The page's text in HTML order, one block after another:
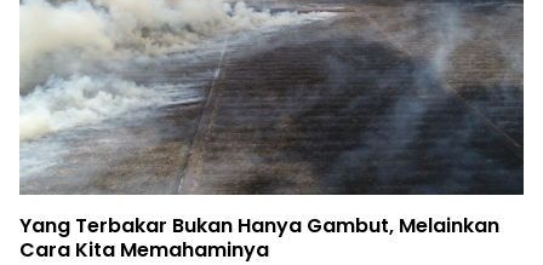
Yang Terbakar Bukan Hanya Gambut, Melainkan
Cara Kita Memahaminya